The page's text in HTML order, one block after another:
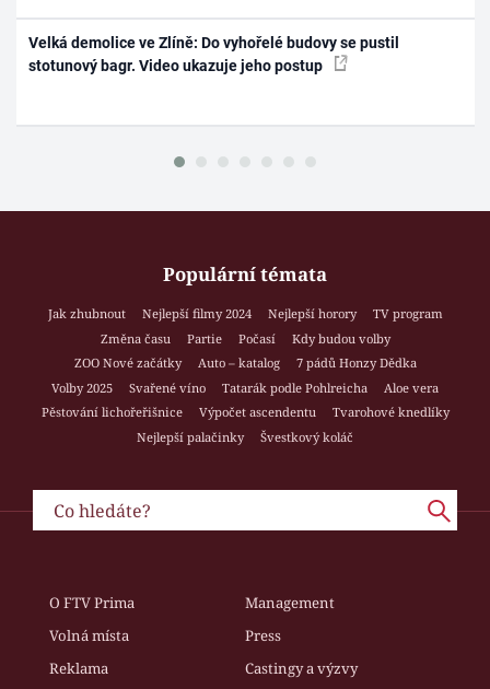
Velká demolice ve Zlíně: Do vyhořelé budovy se pustil
stotunový bagr. Video ukazuje jeho postup
Populární témata
Jak zhubnout Nejlepší filmy 2024 Nejlepší horory
TV program
Změna času
Partie Počasí
Kdy budou volby
ZOO Nové začátky
Auto – katalog
7 pádů Honzy Dědka
Volby 2025
Svařené víno Tatarák podle Pohlreicha
Aloe vera
Pěstování lichořeřišnice
Výpočet ascendentu
Tvarohové knedlíky
Nejlepší palačinky
Švestkový koláč
O FTV Prima
Management
Volná místa
Press
Reklama
Castingy a výzvy